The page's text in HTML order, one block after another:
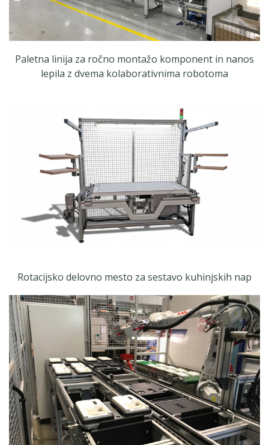
Paletna linija za ročno montažo komponent in nanos
lepila z dvema kolaborativnima robotoma
Rotacijsko delovno mesto za sestavo kuhinjskih nap